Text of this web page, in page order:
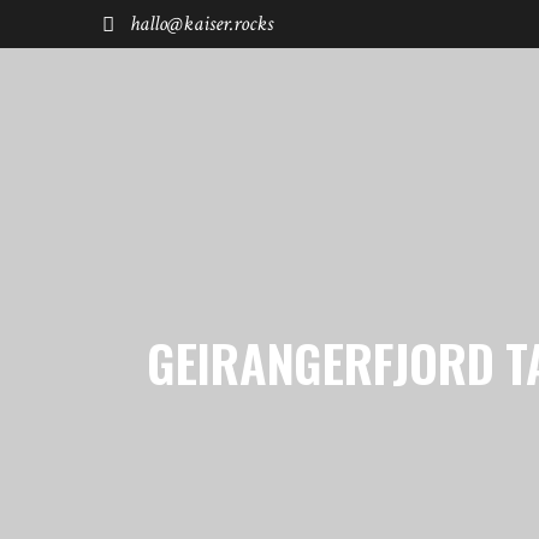
hallo@kaiser.rocks
GEIRANGERFJORD